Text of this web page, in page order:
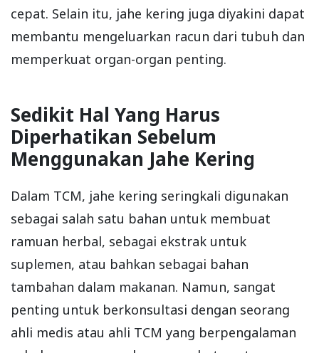
cepat. Selain itu, jahe kering juga diyakini dapat
membantu mengeluarkan racun dari tubuh dan
memperkuat organ-organ penting.
Sedikit Hal Yang Harus
Diperhatikan Sebelum
Menggunakan Jahe Kering
Dalam TCM, jahe kering seringkali digunakan
sebagai salah satu bahan untuk membuat
ramuan herbal, sebagai ekstrak untuk
suplemen, atau bahkan sebagai bahan
tambahan dalam makanan. Namun, sangat
penting untuk berkonsultasi dengan seorang
ahli medis atau ahli TCM yang berpengalaman